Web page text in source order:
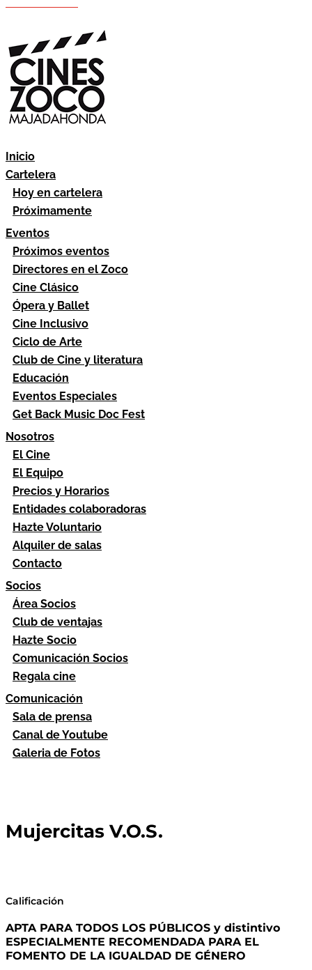
Inicio
Cartelera
Hoy en cartelera
Próximamente
Eventos
Próximos eventos
Directores en el Zoco
Cine Clásico
Ópera y Ballet
Cine Inclusivo
Ciclo de Arte
Club de Cine y literatura
Educación
Eventos Especiales
Get Back Music Doc Fest
Nosotros
El Cine
El Equipo
Precios y Horarios
Entidades colaboradoras
Hazte Voluntario
Alquiler de salas
Contacto
Socios
Área Socios
Club de ventajas
Hazte Socio
Comunicación Socios
Regala cine
Comunicación
Sala de prensa
Canal de Youtube
Galeria de Fotos
Mujercitas V.O.S.
Calificación
APTA PARA TODOS LOS PÚBLICOS y distintivo
ESPECIALMENTE RECOMENDADA PARA EL
FOMENTO DE LA IGUALDAD DE GÉNERO